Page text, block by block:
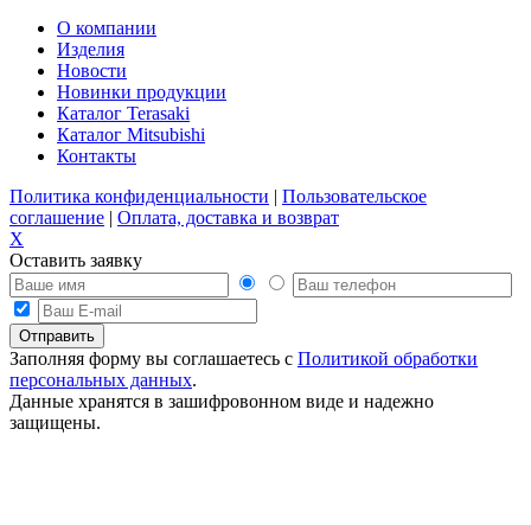
О компании
Изделия
Новости
Новинки продукции
Каталог Terasaki
Каталог Mitsubishi
Контакты
Политика конфиденциальности | Пользовательское
соглашение | Оплата, доставка и возврат
X
Оставить заявку
Заполняя форму вы соглашаетесь с Политикой обработки
персональных данных.
Данные хранятся в зашифровонном виде и надежно
защищены.